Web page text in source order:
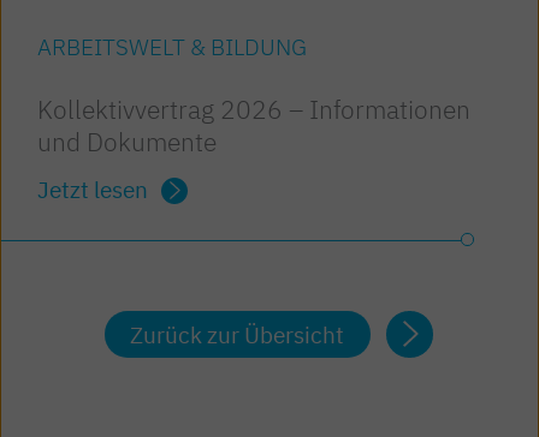
ARBEITSWELT & BILDUNG
Kollektivvertrag 2026 – Informationen
und Dokumente
Jetzt lesen
Zurück zur Übersicht